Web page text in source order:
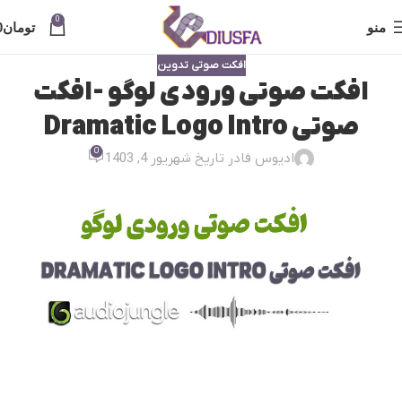
منو 0 تومان
افکت صوتی تدوین
افکت صوتی ورودی لوگو -افکت
صوتی Dramatic Logo Intro
ادیوس فادر تاریخ شهریور 4, 1403 0